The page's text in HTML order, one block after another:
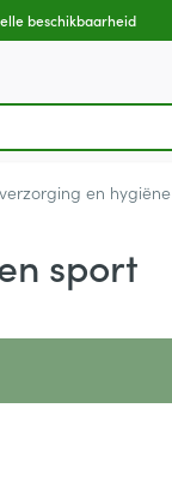
beschikbaarheid
en hygiëne
sport